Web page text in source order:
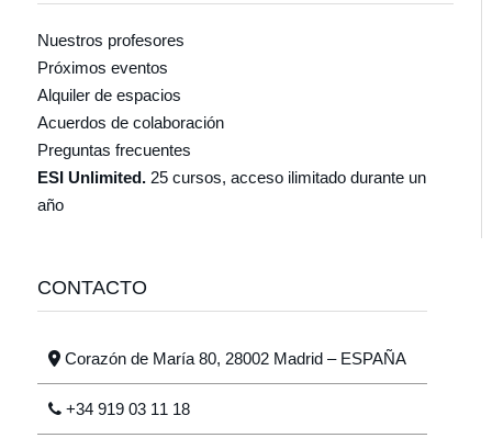
Nuestros profesores
Próximos eventos
Alquiler de espacios
Acuerdos de colaboración
Preguntas frecuentes
ESI Unlimited. 25 cursos, acceso ilimitado durante un
año
CONTACTO
Corazón de María 80, 28002 Madrid – ESPAÑA
+34 919 03 11 18